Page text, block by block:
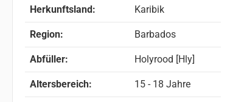
Herkunftsland: Karibik
Region: Barbados
Abfüller: Holyrood [Hly]
Altersbereich: 15 - 18 Jahre